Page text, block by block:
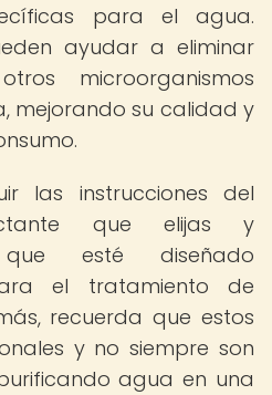
para el agua.
ayudar a eliminar
microorganismos
mejorando su calidad y
las instrucciones del
que elijas y
esté diseñado
el tratamiento de
recuerda que estos
y no siempre son
agua en una